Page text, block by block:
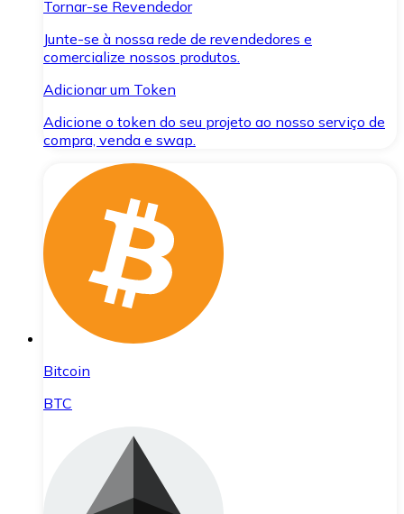
Tornar-se Revendedor
Junte-se à nossa rede de revendedores e
comercialize nossos produtos.
Adicionar um Token
Adicione o token do seu projeto ao nosso serviço de
compra, venda e swap.
Bitcoin
BTC